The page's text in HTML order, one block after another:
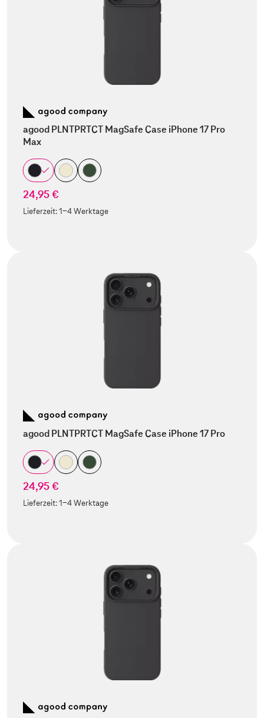
agood PLNTPRTCT MagSafe Case iPhone 17 Pro
Max
24,95 €
Lieferzeit:1-4 Werktage
agood PLNTPRTCT MagSafe Case iPhone 17 Pro
24,95 €
Lieferzeit:1-4 Werktage